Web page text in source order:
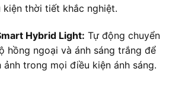
thời tiết khắc nghiệt.
Hybrid Light: Tự động chuyển
hồng ngoại và ánh sáng trắng để
trong mọi điều kiện ánh sáng.